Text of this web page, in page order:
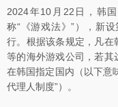
2024年10月22日，韩
称“《游戏法》”），新
行。根据该条规定，凡
等的海外游戏公司，若其
在韩国指定国内（以下意
代理人制度”）。